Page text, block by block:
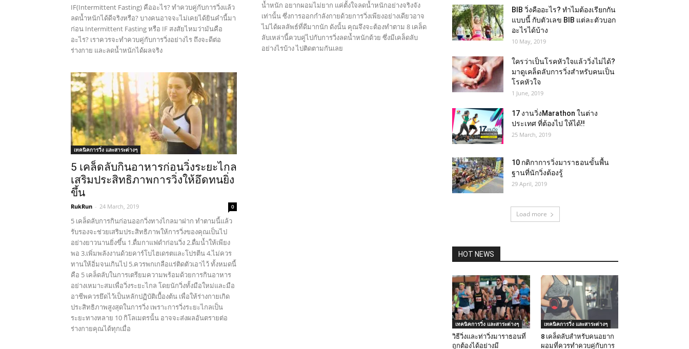
IF(Intermittent Fasting) คืออะไร? ทำควบคู่กับการวิ่งแล้ว
ลดน้ำหนักได้ดีจริงหรือ? บางคนอาจจะไม่เคยได้ยินคำนี้มา
ก่อน Intermittent Fasting หรือ IF สงสัยไหมว่ามันคือ
อะไร? เราควรจะทำควบคู่กับการวิ่งอย่างไร ถึงจะดีต่อ
ร่างกาย และลดน้ำหนักได้ผลจริง
น้ำหนัก อยากผอมไม่ยาก แค่ตั้งใจลดน้ำหนักอย่างจริงจัง
เท่านั้น ซึ่งการออกกำลังกายด้วยการวิ่งเพียงอย่างเดียวอาจ
ไม่ได้ผลลัพธ์ที่ดีมากนัก ดังนั้น คุณจึงจะต้องทำตาม 8 เคล็ด
ลับเหล่านี้ควบคู่ไปกับการวิ่งลดน้ำหนักด้วย ซึ่งมีเคล็ดลับ
อย่างไรบ้าง ไปติดตามกันเลย
เทคนิคการวิ่ง และสาระต่างๆ
5 เคล็ดลับกินอาหารก่อนวิ่งระยะไกล
เสริมประสิทธิภาพการวิ่งให้อึดทนยิ่ง
ขึ้น
RukRun - 24 March, 2019 0
5 เคล็ดลับการกินก่อนออกวิ่งทางไกลมาฝาก ทำตามนี้แล้ว
รับรองจะช่วยเสริมประสิทธิภาพให้การวิ่งของคุณเป็นไป
อย่างยาวนานยิ่งขึ้น 1.ดื่มกาแฟดำก่อนวิ่ง 2.ดื่มน้ำให้เพียง
พอ 3.เพิ่มพลังงานด้วยคาร์โบไฮเดรตและโปรตีน 4.ไม่ควร
ทานให้อิ่มจนเกินไป 5.ควรพกเกลือแร่ติดตัวเอาไว้ ทั้งหมดนี้
คือ 5 เคล็ดลับในการเตรียมความพร้อมด้วยการกินอาหาร
อย่างเหมาะสมเพื่อวิ่งระยะไกล โดยนักวิ่งทั้งมือใหม่และมือ
อาชีพควรยึดไว้เป็นหลักปฏิบัติเบื้องต้น เพื่อให้ร่างกายเกิด
ประสิทธิภาพสูงสุดในการวิ่ง เพราะการวิ่งระยะไกลเป็น
ระยะทางหลาย 10 กิโลเมตรนั้น อาจจะส่งผลอันตรายต่อ
ร่างกายคุณได้ทุกเมื่อ
BIB วิ่งคืออะไร? ทำไมต้องเรียกกัน
แบบนี้ กับตัวเลข BIB แต่ละตัวบอก
อะไรได้บ้าง
10 May, 2019
ใครว่าเป็นโรคหัวใจแล้ววิ่งไม่ได้?
มาดูเคล็ดลับการวิ่งสำหรับคนเป็น
โรคหัวใจ
1 June, 2019
17 งานวิ่งMarathon ในต่าง
ประเทศ ที่ต้องไป ให้ได้!!
25 March, 2019
10 กติกาการวิ่งมาราธอนขั้นพื้น
ฐานที่นักวิ่งต้องรู้
29 April, 2019
Load more
HOT NEWS
เทคนิคการวิ่ง และสาระต่างๆ
วิธีวิ่งและท่าวิ่งมาราธอนที่
ถูกต้องได้อย่างมี
เทคนิคการวิ่ง และสาระต่างๆ
8 เคล็ดลับสำหรับคนอยาก
ผอมที่ควรทำควบคู่กับการ